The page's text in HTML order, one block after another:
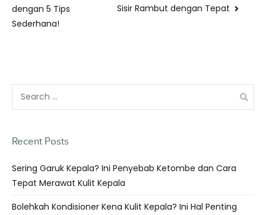
dengan 5 Tips
Sederhana!
Sisir Rambut dengan Tepat
Recent Posts
Sering Garuk Kepala? Ini Penyebab Ketombe dan Cara
Tepat Merawat Kulit Kepala
Bolehkah Kondisioner Kena Kulit Kepala? Ini Hal Penting